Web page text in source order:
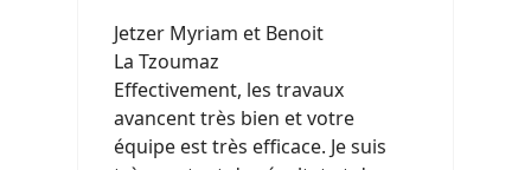
Jetzer Myriam et Benoit
La Tzoumaz
Effectivement, les travaux
avancent très bien et votre
équipe est très efficace. Je suis